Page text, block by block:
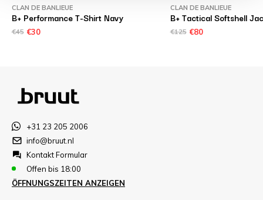
CLAN DE BANLIEUE
B+ Performance T-Shirt Navy
€45 €30
CLAN DE BANLIEUE
B+ Tactical Softshell
€125 €80
+31 23 205 2006
info@bruut.nl
Kontakt Formular
Offen bis 18:00
ÖFFNUNGSZEITEN ANZEIGEN